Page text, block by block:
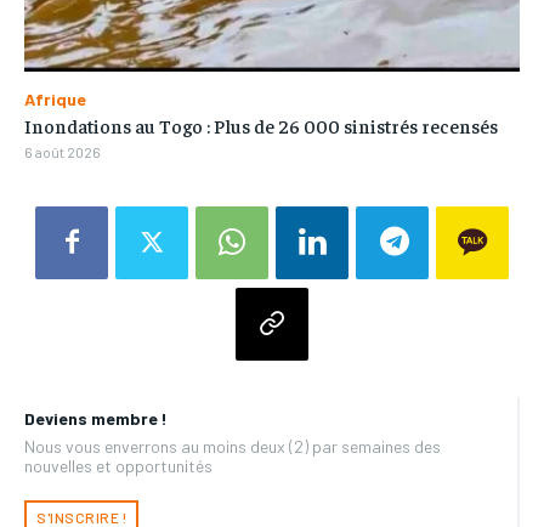
Deviens membre !
Nous vous enverrons au moins deux (2) par semaines des
nouvelles et opportunités
S'INSCRIRE !
Afrique
Inondations au Togo : Plus de 26 000 sinistrés recensés
6 août 2026